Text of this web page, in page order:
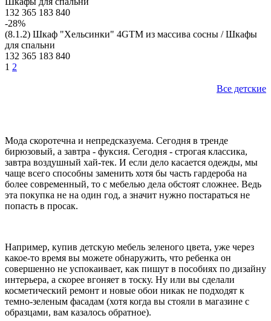
132 365 183 840
-28%
(8.1.2) Шкаф "Хельсинки" 4GTM из массива сосны / Шкафы
для спальни
132 365 183 840
1 2
Все детские
Мода скоротечна и непредсказуема. Сегодня в тренде
бирюзовый, а завтра - фуксия. Сегодня - строгая классика,
завтра воздушный хай-тек. И если дело касается одежды, мы
чаще всего способны заменить хотя бы часть гардероба на
более современный, то с мебелью дела обстоят сложнее. Ведь
эта покупка не на один год, а значит нужно постараться не
попасть в просак.
Например, купив детскую мебель зеленого цвета, уже через
какое-то время вы можете обнаружить, что ребенка он
совершенно не успокаивает, как пишут в пособиях по дизайну
интерьера, а скорее вгоняет в тоску. Ну или вы сделали
косметический ремонт и новые обои никак не подходят к
темно-зеленым фасадам (хотя когда вы стояли в магазине с
образцами, вам казалось обратное).